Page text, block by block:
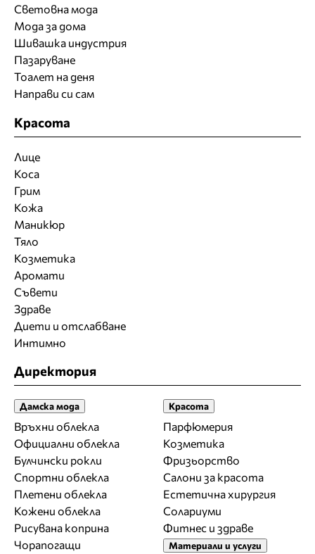
Световна мода
Мода за дома
Шивашка индустрия
Пазаруване
Тоалет на деня
Направи си сам
Красота
Лице
Коса
Грим
Кожа
Маникюр
Тяло
Козметика
Аромати
Съвети
Здраве
Диети и отслабване
Интимно
Директория
Дамска мода
Връхни облекла
Официални облекла
Булчински рокли
Спортни облекла
Плетени облекла
Кожени облекла
Рисувана коприна
Чорапогащи
Красота
Парфюмерия
Козметика
Фризьорство
Салони за красота
Естетична хирургия
Солариуми
Фитнес и здраве
Материали и услуги